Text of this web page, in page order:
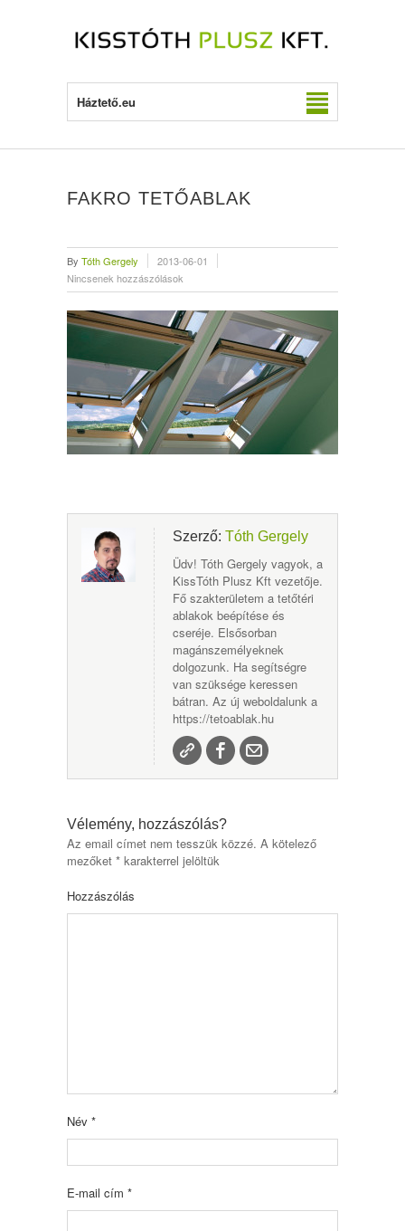
Háztető.eu
FAKRO TETŐABLAK
By Tóth Gergely
2013-06-01
Nincsenek hozzászólások
Szerző: Tóth Gergely
Üdv! Tóth Gergely vagyok, a
KissTóth Plusz Kft vezetője.
Fő szakterületem a tetőtéri
ablakok beépítése és
cseréje. Elsősorban
magánszemélyeknek
dolgozunk. Ha segítségre
van szüksége keressen
bátran. Az új weboldalunk a
https://tetoablak.hu
Vélemény, hozzászólás?
Az email címet nem tesszük közzé. A kötelező
mezőket * karakterrel jelöltük
Hozzászólás
Név *
E-mail cím *